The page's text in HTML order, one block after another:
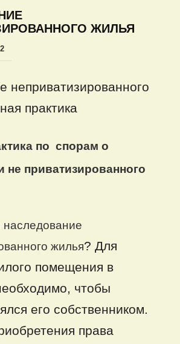
ЖИЛЬЯ
неприватизированного
практика
по спорам о
не приватизированного
наследование
жилья? Для
помещения в
чтобы
его собственником.
права